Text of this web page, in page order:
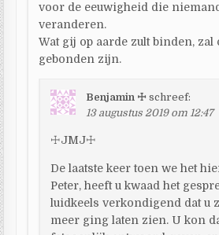
voor de eeuwigheid die
veranderen.
Wat gij op aarde zult binden, zal
gebonden zijn.
Benjamin ☩ schreef:
13 augustus 2019 om 12:47
☩JMJ☩
De laatste keer toen we het
Peter, heeft u kwaad het
luidkeels verkondigend dat u
meer ging laten zien. U kon